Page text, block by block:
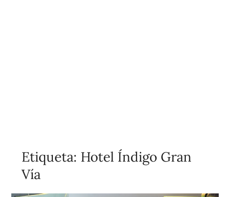
Etiqueta: Hotel Índigo Gran
Vía